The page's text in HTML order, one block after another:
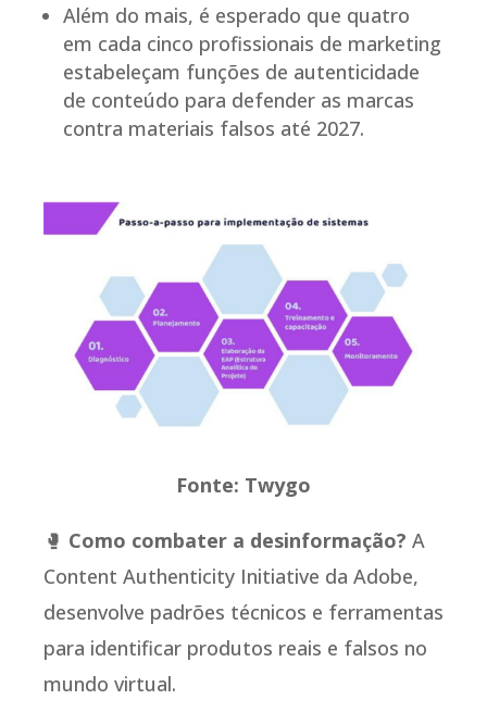
Além do mais, é esperado que quatro
em cada cinco profissionais de marketing
estabeleçam funções de autenticidade
de conteúdo para defender as marcas
contra materiais falsos até 2027.
Fonte: Twygo
🥊 Como combater a desinformação? A
Content Authenticity Initiative da Adobe,
desenvolve padrões técnicos e ferramentas
para identificar produtos reais e falsos no
mundo virtual.